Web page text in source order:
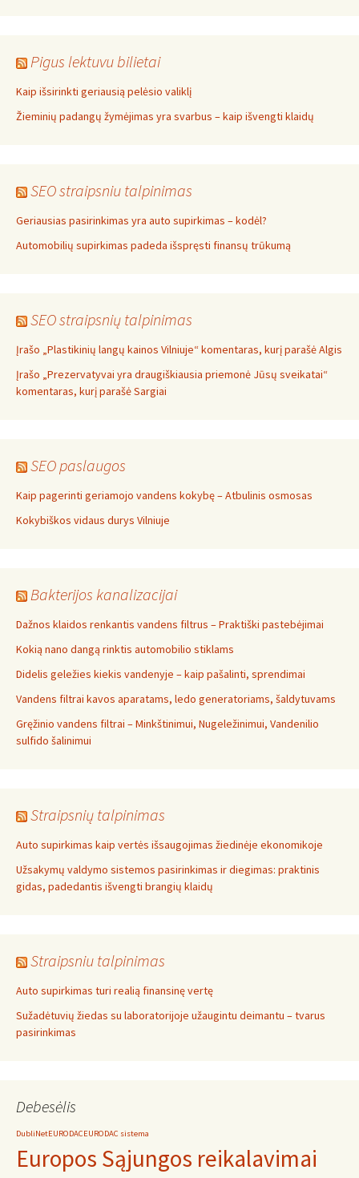
Pigus lektuvu bilietai
Kaip išsirinkti geriausią pelėsio valiklį
Žieminių padangų žymėjimas yra svarbus – kaip išvengti klaidų
SEO straipsniu talpinimas
Geriausias pasirinkimas yra auto supirkimas – kodėl?
Automobilių supirkimas padeda išspręsti finansų trūkumą
SEO straipsnių talpinimas
Įrašo „Plastikinių langų kainos Vilniuje“ komentaras, kurį parašė Algis
Įrašo „Prezervatyvai yra draugiškiausia priemonė Jūsų sveikatai“
komentaras, kurį parašė Sargiai
SEO paslaugos
Kaip pagerinti geriamojo vandens kokybę – Atbulinis osmosas
Kokybiškos vidaus durys Vilniuje
Bakterijos kanalizacijai
Dažnos klaidos renkantis vandens filtrus – Praktiški pastebėjimai
Kokią nano dangą rinktis automobilio stiklams
Didelis geležies kiekis vandenyje – kaip pašalinti, sprendimai
Vandens filtrai kavos aparatams, ledo generatoriams, šaldytuvams
Gręžinio vandens filtrai – Minkštinimui, Nugeležinimui, Vandenilio
sulfido šalinimui
Straipsnių talpinimas
Auto supirkimas kaip vertės išsaugojimas žiedinėje ekonomikoje
Užsakymų valdymo sistemos pasirinkimas ir diegimas: praktinis
gidas, padedantis išvengti brangių klaidų
Straipsniu talpinimas
Auto supirkimas turi realią finansinę vertę
Sužadėtuvių žiedas su laboratorijoje užaugintu deimantu – tvarus
pasirinkimas
Debesėlis
DubliNetEURODACEURODAC sistema
Europos Sąjungos reikalavimai